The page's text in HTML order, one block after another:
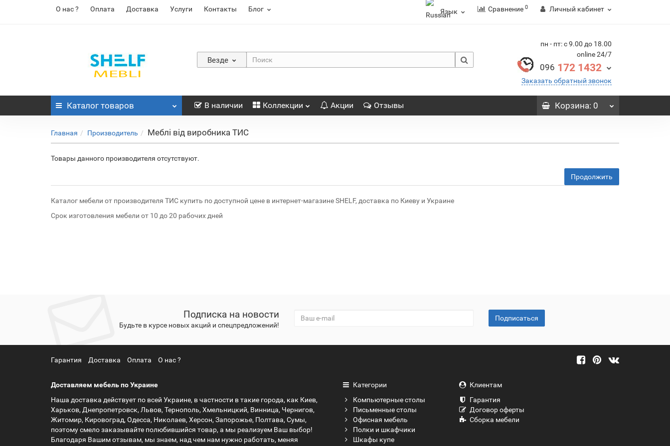
О нас ? Оплата Доставка Услуги Контакты Блог Язык Сравнение 0 Личный кабинет
Везде
пн - пт: с 9.00 до 18.00
online 24/7
096 172 1432
Заказать обратный звонок
Каталог товаров В наличии Коллекции Акции Отзывы Корзина: 0
Главная Производитель Меблі від виробника ТИС
Товары данного производителя отсутствуют.
Продолжить
Каталог мебели от производителя ТИС купить по доступной цене в интернет-магазине SHELF, доставка по Киеву и Украине
Срок изготовления мебели от 10 до 20 рабочих дней
Подписка на новости
Будьте в курсе новых акций и спецпредложений!
Подписаться
Гарантия Доставка Оплата О нас ?
Доставляем мебель по Украине
Наша доставка действует по всей Украине, в частности в такие города, как Киев,
Харьков, Днепропетровск, Львов, Тернополь, Хмельницкий, Винница, Чернигов,
Житомир, Кировоград, Одесса, Николаев, Херсон, Запорожье, Полтава, Сумы,
поэтому смело заказывайте полюбившийся товар, а мы реализуем Ваш выбор!
Благодаря Вашим отзывам, мы знаем, над чем нам нужно работать, меняя
Категории
Компьютерные столы
Письменные столы
Офисная мебель
Полки и шкафчики
Шкафы купе
Клиентам
Гарантия
Договор оферты
Сборка мебели